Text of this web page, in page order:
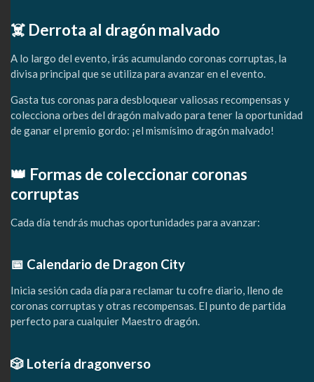
☠️ Derrota al dragón malvado
A lo largo del evento, irás acumulando coronas corruptas, la
divisa principal que se utiliza para avanzar en el evento.
Gasta tus coronas para desbloquear valiosas recompensas y
colecciona orbes del dragón malvado para tener la oportunidad
de ganar el premio gordo: ¡el mismísimo dragón malvado!
👑 Formas de coleccionar coronas
corruptas
Cada día tendrás muchas oportunidades para avanzar:
📅 Calendario de Dragon City
Inicia sesión cada día para reclamar tu cofre diario, lleno de
coronas corruptas y otras recompensas. El punto de partida
perfecto para cualquier Maestro dragón.
🎲 Lotería dragonverso